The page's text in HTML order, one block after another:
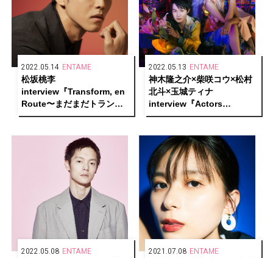
2022.05.14 ENTAME
松坂桃李
interview『Transform, en
Route〜まだまだトランス
フォーム中〜』
2022.05.13 ENTAME
神木隆之介×柴咲コウ×松村
北斗×玉城ティナ
interview『Actors
transforming into any
る生き方〜』
2022.05.08 ENTAME 2021.07.08 ENTAME